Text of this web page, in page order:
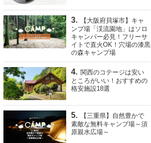
【大阪府貝塚市】キャ
ンプ場「渓流園地」はソロ
キャンパー必見！フリーサ
イトで直火OK！穴場の漆黒
の森キャンプ場
関西のコテージは安い
ところがいい！おすすめの
格安施設18選
【三重県】自然豊かで
素敵な無料キャンプ場～須
原親水広場～